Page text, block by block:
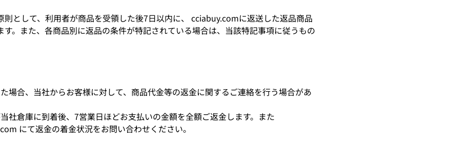
則として、利用者が商品を受領した後7日以内に、 cciabuy.comに返送した返品商品
す。また、各商品別に返品の条件が特記されている場合は、当該特記事項に従うもの
場合、当社からお客様に対して、商品代金等の返金に関するご連絡を行う場合があ
社倉庫に到着後、7営業日ほどお支払いの金額を全額ご返金します。また
にて返金の着金状況をお問い合わせください。